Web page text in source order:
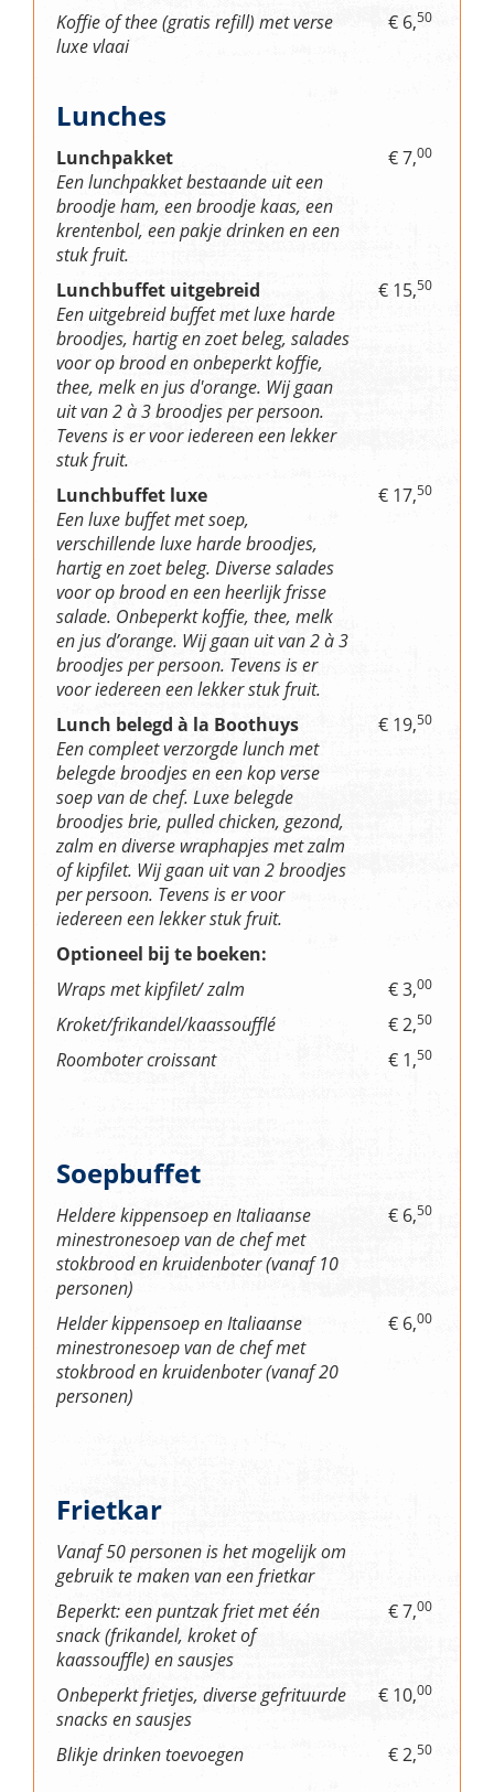
Koffie of thee (gratis refill) met verse
luxe vlaai
€ 6,50
Lunches
Lunchpakket
Een lunchpakket bestaande uit een
broodje ham, een broodje kaas, een
krentenbol, een pakje drinken en een
stuk fruit.
€ 7,00
Lunchbuffet uitgebreid
Een uitgebreid buffet met luxe harde
broodjes, hartig en zoet beleg, salades
voor op brood en onbeperkt koffie,
thee, melk en jus d'orange. Wij gaan
uit van 2 à 3 broodjes per persoon.
Tevens is er voor iedereen een lekker
stuk fruit.
€ 15,50
Lunchbuffet luxe
Een luxe buffet met soep,
verschillende luxe harde broodjes,
hartig en zoet beleg. Diverse salades
voor op brood en een heerlijk frisse
salade. Onbeperkt koffie, thee, melk
en jus d’orange. Wij gaan uit van 2 à 3
broodjes per persoon. Tevens is er
voor iedereen een lekker stuk fruit.
€ 17,50
Lunch belegd à la Boothuys
Een compleet verzorgde lunch met
belegde broodjes en een kop verse
soep van de chef. Luxe belegde
broodjes brie, pulled chicken, gezond,
zalm en diverse wraphapjes met zalm
of kipfilet. Wij gaan uit van 2 broodjes
per persoon. Tevens is er voor
iedereen een lekker stuk fruit.
€ 19,50
Optioneel bij te boeken:
Wraps met kipfilet/ zalm
€ 3,00
Kroket/frikandel/kaassoufflé € 2,50
Roomboter croissant € 1,50
Soepbuffet
Heldere kippensoep en Italiaanse
minestronesoep van de chef met
stokbrood en kruidenboter (vanaf 10
personen)
€ 6,50
Helder kippensoep en Italiaanse
minestronesoep van de chef met
stokbrood en kruidenboter (vanaf 20
personen)
€ 6,00
Frietkar
Vanaf 50 personen is het mogelijk om
gebruik te maken van een frietkar
Beperkt: een puntzak friet met één
snack (frikandel, kroket of
kaassouffle) en sausjes
€ 7,00
Onbeperkt frietjes, diverse gefrituurde
snacks en sausjes
€ 10,00
Blikje drinken toevoegen € 2,50